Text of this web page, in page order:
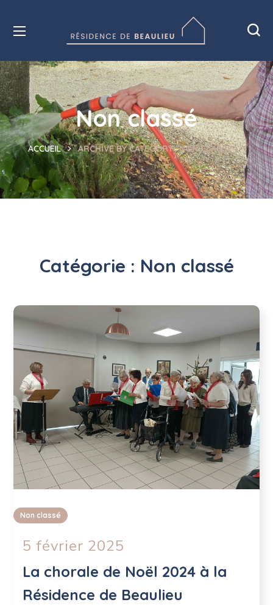
Non classé
HOME ARCHIVE BY CATEGORY "NON CLASSÉ"
Catégorie : Non classé
Non classé
5 février 2025
La chorale de Noël 2024 à la
Résidence de Beaulieu